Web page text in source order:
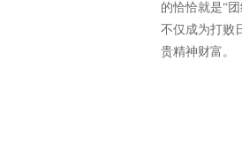
的恰恰就是“
不仅成为打败
贵精神财富。